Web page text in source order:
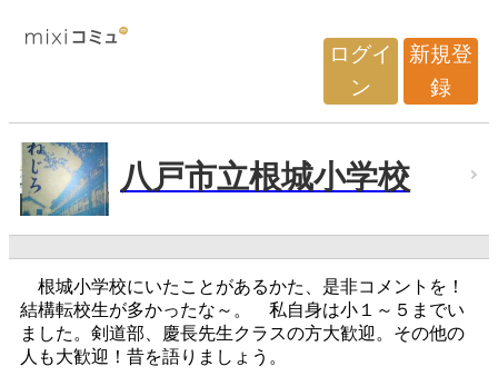
ログイ
ン
新規登
録
八戸市立根城小学校
根城小学校にいたことがあるかた、是非コメントを！
結構転校生が多かったな～。 私自身は小１～５までい
ました。剣道部、慶長先生クラスの方大歓迎。その他の
人も大歓迎！昔を語りましょう。